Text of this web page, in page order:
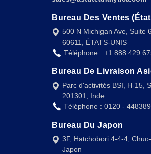
Bureau Des Ventes
500 N Michigan Ave, Suite
60611, ÉTATS-UNIS
Téléphone : +1 888 429
Bureau De Livraison
Parc d'activités BSI, H-15,
201301, Inde
Téléphone : 0120 -
Bureau Du Japon
3F, Hatchobori 4-4-4,
Japon